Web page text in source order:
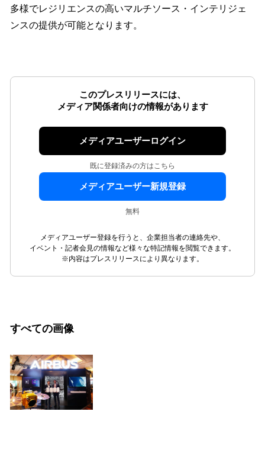
多様でレジリエンスの高いマルチソース・インテリジェ
ンスの提供が可能となります。
このプレスリリースには、
メディア関係者向けの情報があります
メディアユーザーログイン
既に登録済みの方はこちら
メディアユーザー新規登録
無料
メディアユーザー登録を行うと、企業担当者の連絡先や、
イベント・記者会見の情報など様々な特記情報を閲覧できます。
※内容はプレスリリースにより異なります。
すべての画像